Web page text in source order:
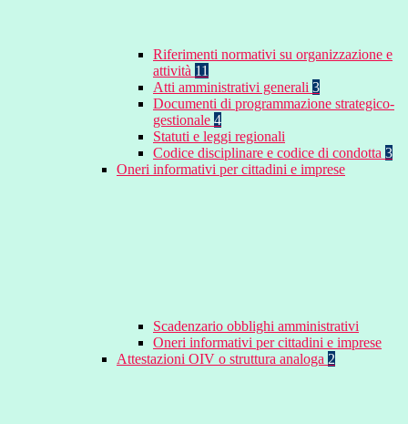
Riferimenti normativi su organizzazione e
attività 11
Atti amministrativi generali 3
Documenti di programmazione strategico-
gestionale 4
Statuti e leggi regionali
Codice disciplinare e codice di condotta 3
Oneri informativi per cittadini e imprese
Scadenzario obblighi amministrativi
Oneri informativi per cittadini e imprese
Attestazioni OIV o struttura analoga 2